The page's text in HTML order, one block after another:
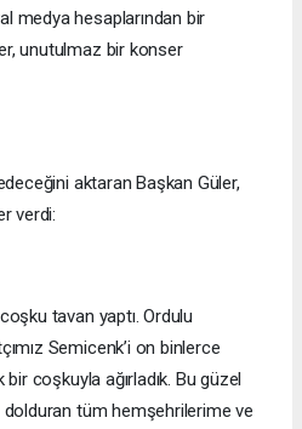
medya hesaplarından bir
unutulmaz bir konser
aktaran Başkan Güler,
verdi:
tavan yaptı. Ordulu
Semicenk’i on binlerce
coşkuyla ağırladık. Bu güzel
dolduran tüm hemşehrilerime ve